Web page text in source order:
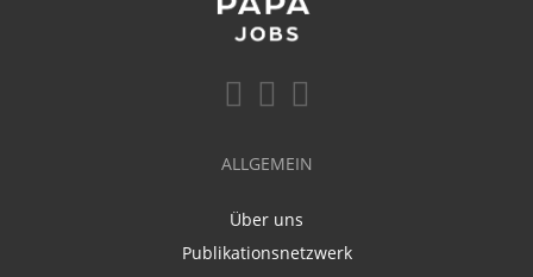
ALLGEMEIN
Über uns
Publikationsnetzwerk